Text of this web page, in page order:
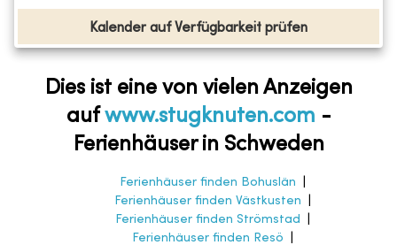
Kalender auf Verfügbarkeit prüfen
Dies ist eine von vielen Anzeigen
auf www.stugknuten.com -
Ferienhäuser in Schweden
Ferienhäuser finden Bohuslän
Ferienhäuser finden Västkusten
Ferienhäuser finden Strömstad
Ferienhäuser finden Resö